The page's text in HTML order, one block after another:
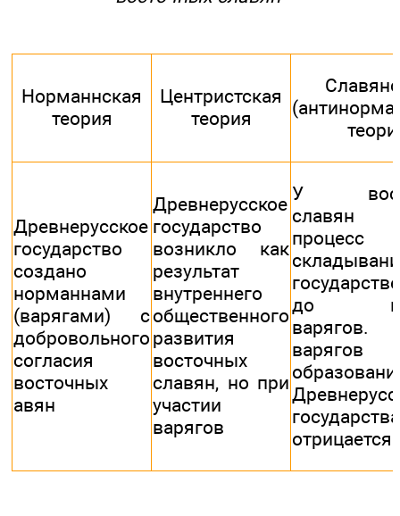
Норманнская
теория
Центристская
теория
Древнерусское
государство
создано
норманнами
(варягами) с
добровольного
согласия
восточных
авян
Древнерусское
государство
возникло как
результат
внутреннего
общественного
развития
восточных
славян, но при
участии
варягов
У
процесс
до
государства
отрицается